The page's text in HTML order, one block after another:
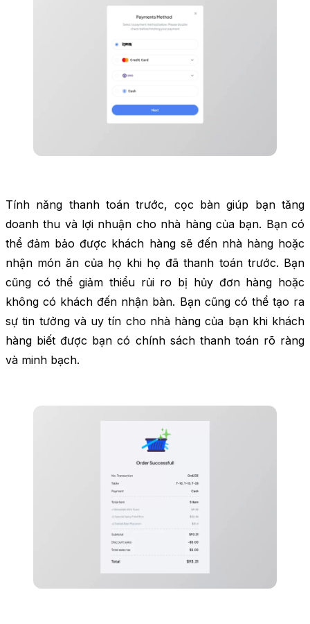
Tính năng thanh toán trước, cọc bàn giúp bạn tăng
doanh thu và lợi nhuận cho nhà hàng của bạn. Bạn có
thể đảm bảo được khách hàng sẽ đến nhà hàng hoặc
nhận món ăn của họ khi họ đã thanh toán trước. Bạn
cũng có thể giảm thiểu rủi ro bị hủy đơn hàng hoặc
không có khách đến nhận bàn. Bạn cũng có thể tạo ra
sự tin tưởng và uy tín cho nhà hàng của bạn khi khách
hàng biết được bạn có chính sách thanh toán rõ ràng
và minh bạch.